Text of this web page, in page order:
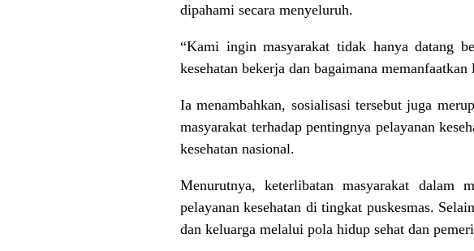
dipahami secara menyeluruh.
“Kami ingin masyarakat tidak hanya datang
kesehatan bekerja dan bagaimana
Ia menambahkan, sosialisasi tersebut juga
masyarakat terhadap pentingnya pelayanan
kesehatan nasional.
Menurutnya, keterlibatan masyarakat dalam
pelayanan kesehatan di tingkat puskesmas.
dan keluarga melalui pola hidup sehat dan